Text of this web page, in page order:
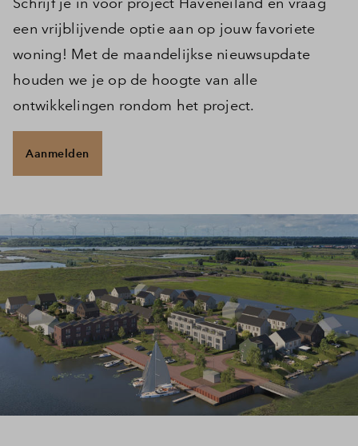
Inloggen
een vrijblijvende optie aan op jouw favoriete
woning! Met de maandelijkse nieuwsupdate
houden we je op de hoogte van alle
ontwikkelingen rondom het project.
Aanmelden